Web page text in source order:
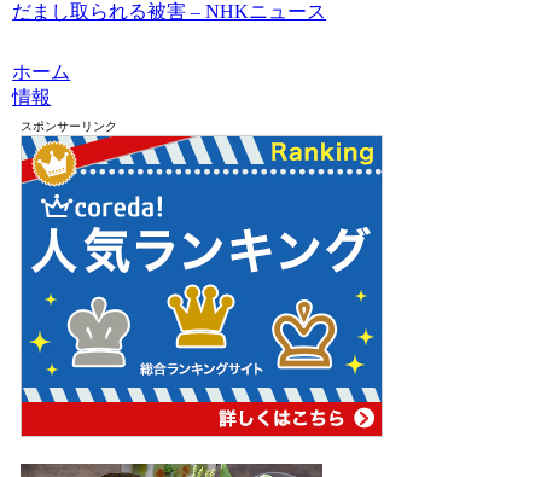
だまし取られる被害 – NHKニュース
ホーム
情報
スポンサーリンク